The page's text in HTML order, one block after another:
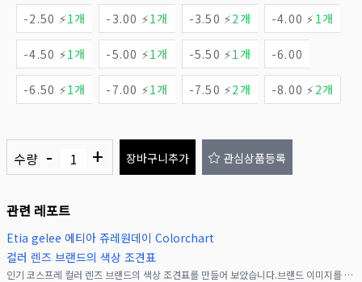
-2.50 ⚡1개 -3.00 ⚡1개 -3.50 ⚡2개 -4.00 ⚡ 1개
-4.50 ⚡1개 -5.00 ⚡1개 -5.50 ⚡1개 -6.00
-6.50 ⚡1개 -7.00 ⚡1개 -7.50 ⚡2개 -8.00 ⚡ 2개
수량 - + 장바구니추가 관심상품등록
관련 레포트
Etia gelee 에티아 쥬레원데이 Colorchart
컬러 렌즈 브랜드의 색상 조견표
인기 코스프레 컬러 렌즈 브랜드의 색상 조견표를 만들어 보았습니다.브랜드 이미지를 클릭하면 내용을 확인할 수 있습니다.자연스럽게 친숙한 컬러 렌즈!!&nbsp;4톤의 고발색으로 어